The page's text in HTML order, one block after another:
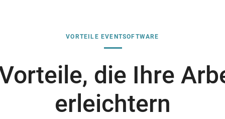
VORTEILE EVENTSOFTWARE
die Ihre
erleichtern